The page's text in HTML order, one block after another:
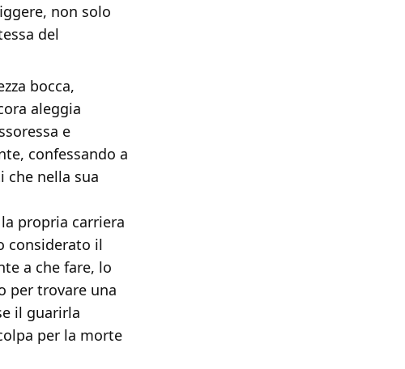
non solo
del
bocca,
aleggia
e
confessando a
nella sua
propria carriera
considerato il
a che fare, lo
per trovare una
il guarirla
per la morte